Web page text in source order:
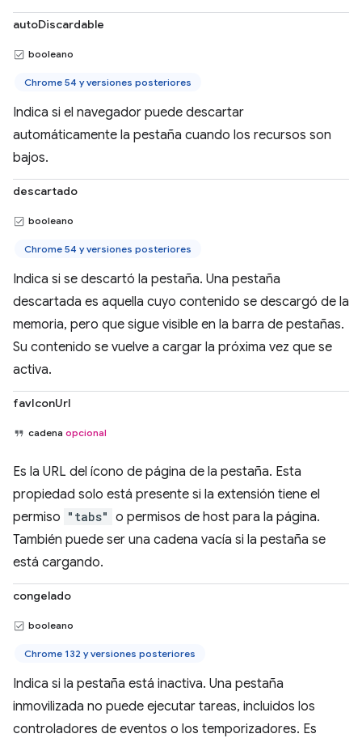
autoDiscardable
booleano
Chrome 54 y versiones posteriores
Indica si el navegador puede descartar
automáticamente la pestaña cuando los recursos son
bajos.
descartado
booleano
Chrome 54 y versiones posteriores
Indica si se descartó la pestaña. Una pestaña
descartada es aquella cuyo contenido se descargó de la
memoria, pero que sigue visible en la barra de pestañas.
Su contenido se vuelve a cargar la próxima vez que se
activa.
favIconUrl
cadena opcional
Es la URL del ícono de página de la pestaña. Esta
propiedad solo está presente si la extensión tiene el
permiso "tabs" o permisos de host para la página.
También puede ser una cadena vacía si la pestaña se
está cargando.
congelado
booleano
Chrome 132 y versiones posteriores
Indica si la pestaña está inactiva. Una pestaña
inmovilizada no puede ejecutar tareas, incluidos los
controladores de eventos o los temporizadores. Es